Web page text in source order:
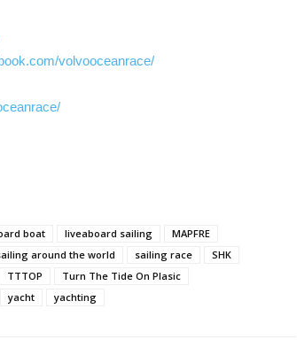
volvooceanrace/
boat liveaboard sailing
MAPFRE
around the world sailing race
SHK
TTTOP
Turn The Tide On Plasic
yacht yachting